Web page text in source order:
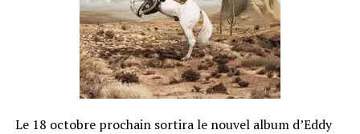
Le 18 octobre prochain sortira le nouvel album d’Eddy